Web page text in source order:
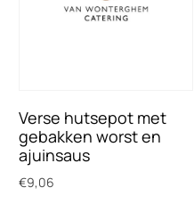
Verse hutsepot met
gebakken worst en
ajuinsaus
€9,06